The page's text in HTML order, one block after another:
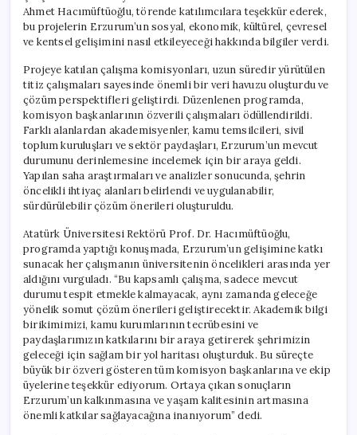
Ahmet Hacımüftüoğlu, törende katılımcılara teşekkür ederek,
bu projelerin Erzurum’un sosyal, ekonomik, kültürel, çevresel
ve kentsel gelişimini nasıl etkileyeceği hakkında bilgiler verdi.
Projeye katılan çalışma komisyonları, uzun süredir yürütülen
titiz çalışmaları sayesinde önemli bir veri havuzu oluşturdu ve
çözüm perspektifleri geliştirdi. Düzenlenen programda,
komisyon başkanlarının özverili çalışmaları ödüllendirildi.
Farklı alanlardan akademisyenler, kamu temsilcileri, sivil
toplum kuruluşları ve sektör paydaşları, Erzurum’un mevcut
durumunu derinlemesine incelemek için bir araya geldi.
Yapılan saha araştırmaları ve analizler sonucunda, şehrin
öncelikli ihtiyaç alanları belirlendi ve uygulanabilir,
sürdürülebilir çözüm önerileri oluşturuldu.
Atatürk Üniversitesi Rektörü Prof. Dr. Hacımüftüoğlu,
programda yaptığı konuşmada, Erzurum’un gelişimine katkı
sunacak her çalışmanın üniversitenin öncelikleri arasında yer
aldığını vurguladı. “Bu kapsamlı çalışma, sadece mevcut
durumu tespit etmekle kalmayacak, aynı zamanda geleceğe
yönelik somut çözüm önerileri geliştirecektir. Akademik bilgi
birikimimizi, kamu kurumlarının tecrübesini ve
paydaşlarımızın katkılarını bir araya getirerek şehrimizin
geleceği için sağlam bir yol haritası oluşturduk. Bu süreçte
büyük bir özveri gösteren tüm komisyon başkanlarına ve ekip
üyelerine teşekkür ediyorum. Ortaya çıkan sonuçların
Erzurum’un kalkınmasına ve yaşam kalitesinin artmasına
önemli katkılar sağlayacağına inanıyorum” dedi.